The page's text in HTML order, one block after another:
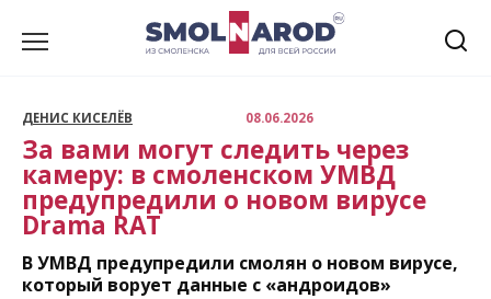
ДЕНИС КИСЕЛЁВ 08.06.2026
За вами могут следить через
камеру: в смоленском УМВД
предупредили о новом вирусе
Drama RAT
В УМВД предупредили смолян о новом вирусе,
который ворует данные с «андроидов»